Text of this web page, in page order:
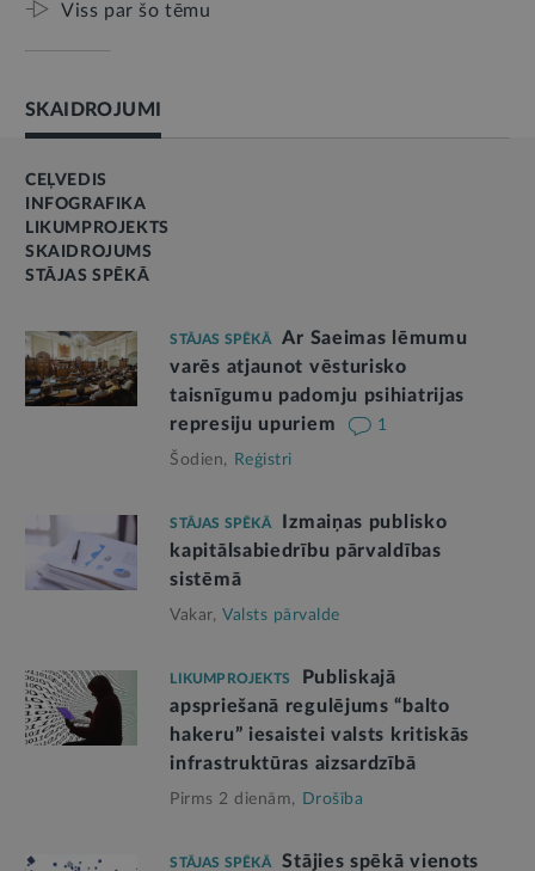
Viss par šo tēmu
SKAIDROJUMI
CEĻVEDIS
INFOGRAFIKA
LIKUMPROJEKTS
SKAIDROJUMS
STĀJAS SPĒKĀ
STĀJAS SPĒKĀ
Ar Saeimas lēmumu
varēs atjaunot vēsturisko
taisnīgumu padomju psihiatrijas
represiju upuriem
1
Šodien, Reģistri
STĀJAS SPĒKĀ
Izmaiņas publisko
kapitālsabiedrību pārvaldības
sistēmā
Vakar, Valsts pārvalde
LIKUMPROJEKTS
Publiskajā
apspriešanā regulējums “balto
hakeru” iesaistei valsts kritiskās
infrastruktūras aizsardzībā
Pirms 2 dienām, Drošība
STĀJAS SPĒKĀ Stājies spēkā vienots